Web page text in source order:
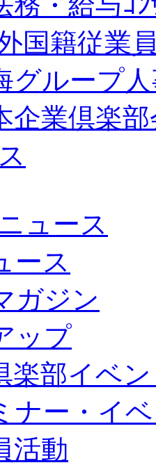
国籍従業
グループ
企業倶楽
ュース
ース
ガジン
ップ
楽部イベ
ナー・イ
活動